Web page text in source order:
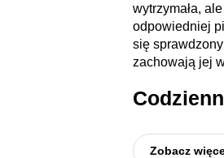
wytrzymała,
odpowiedniej
się
zachowają jej
Zobacz